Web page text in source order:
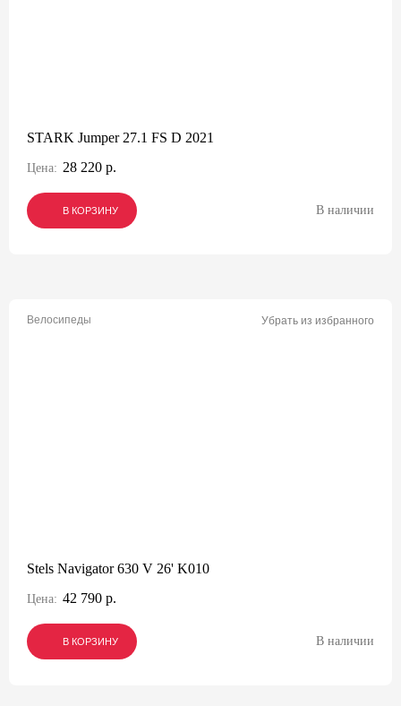
STARK Jumper 27.1 FS D 2021
Цена: 28 220 р.
В КОРЗИНУ
В КОРЗИНУ
В КОРЗИНУ В наличии
Велосипеды Убрать из избранного
Stels Navigator 630 V 26' K010
Цена: 42 790 р.
В КОРЗИНУ
В КОРЗИНУ
В КОРЗИНУ В наличии